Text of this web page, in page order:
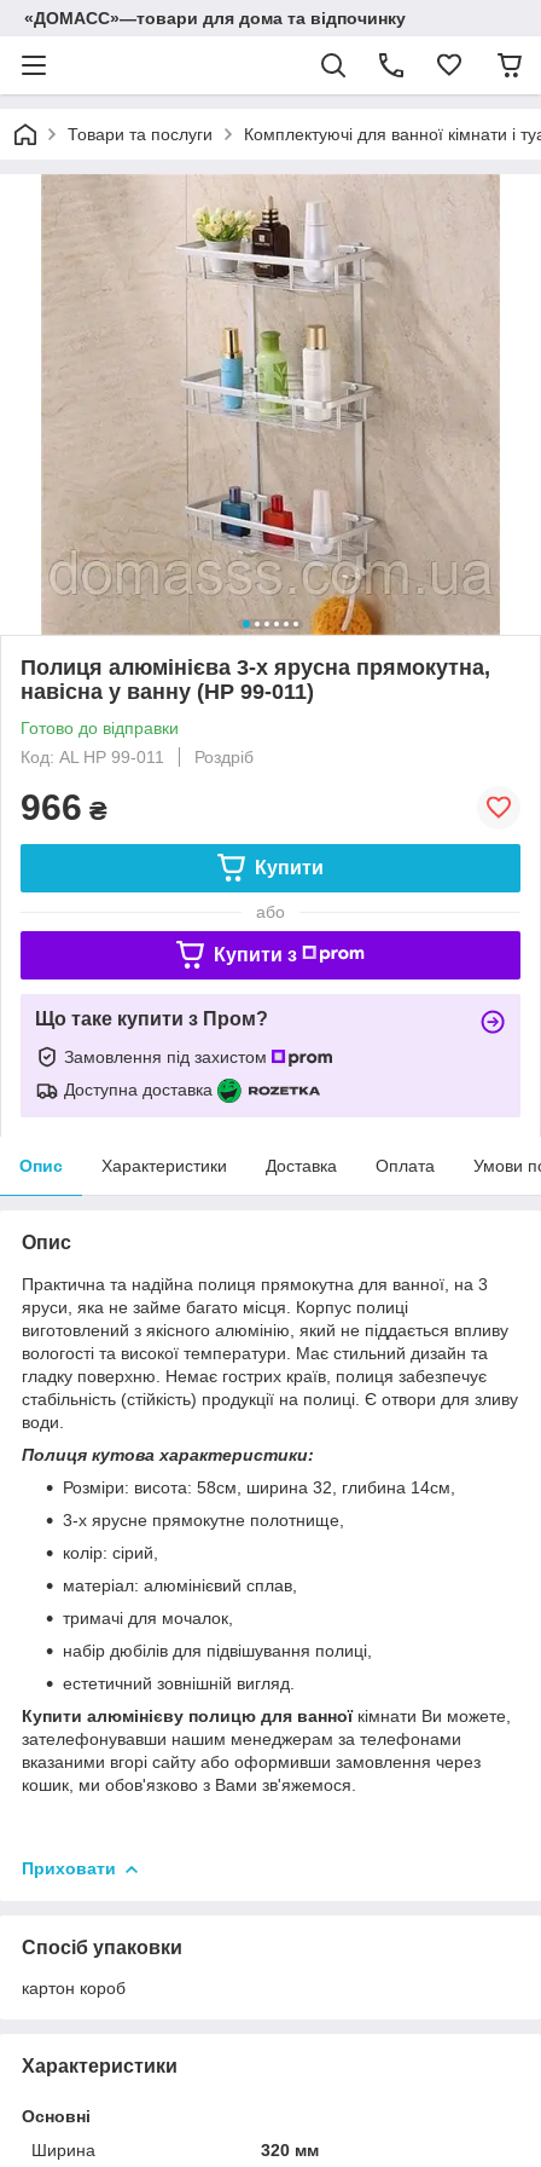
«ДОМАСС»—товари для дома та відпочинку
Товари та послуги Комплектуючі для ванної кімнати і
Полиця алюмінієва 3-х ярусна прямокутна,
навісна у ванну (HP 99-011)
Готово до відправки
Код: AL HP 99-011
Роздріб
966 ₴
Купити
або
Купити з
Що таке купити з Пром?
Замовлення під захистом
Доступна доставка
Опис Характеристики Доставка Оплата Умови
Опис
Практична та надійна полиця прямокутна для ванної, на 3
яруси, яка не займе багато місця. Корпус полиці
виготовлений з якісного алюмінію, який не піддається впливу
вологості та високої температури. Має стильний дизайн та
гладку поверхню. Немає гострих країв, полиця забезпечує
стабільність (стійкість) продукції на полиці. Є отвори для зливу
води.
Полиця кутова характеристики:
Розміри: висота: 58см, ширина 32, глибина 14см,
3-х ярусне прямокутне полотнище,
колір: сірий,
матеріал: алюмінієвий сплав,
тримачі для мочалок,
набір дюбілів для підвішування полиці,
естетичний зовнішній вигляд.
Купити алюмінієву полицю для ванноїкімнати Ви можете,
зателефонувавши нашим менеджерам за телефонами
вказаними вгорі сайту або оформивши замовлення через
кошик, ми обов'язково з Вами зв'яжемося.
Приховати
Спосіб упаковки
картон короб
Характеристики
Основні
Ширина
320 мм